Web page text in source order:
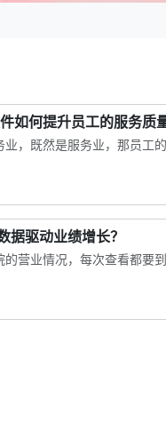
如何提升员工的服务质
，既然是服务业，那员工
据驱动业绩增长？
营业情况，每次查看都要